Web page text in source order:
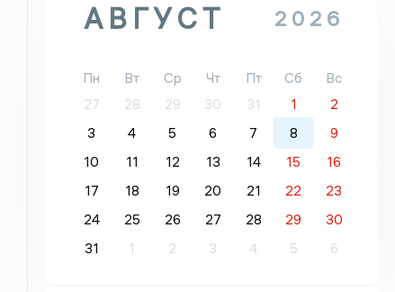
АВГУСТ 2026
Пн Вт Ср Чт Пт Сб
Вс
27
28 29 30 31 1
2
3
4 5 6 7 8
9
10
11 12 13 14 15
16
17
18 19 20 21 22
23
24
25 26 27 28 29
30
31
1 2 3 4 5 6